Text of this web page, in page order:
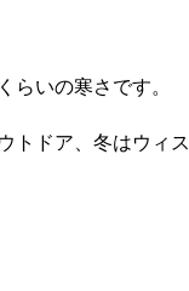
らいの寒さです。
トドア、冬はウィス